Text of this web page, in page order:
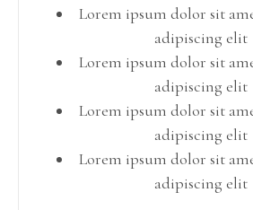
Lorem ipsum dolor sit
adipiscing elit
Lorem ipsum dolor sit
adipiscing elit
Lorem ipsum dolor sit
adipiscing elit
Lorem ipsum dolor sit
adipiscing elit